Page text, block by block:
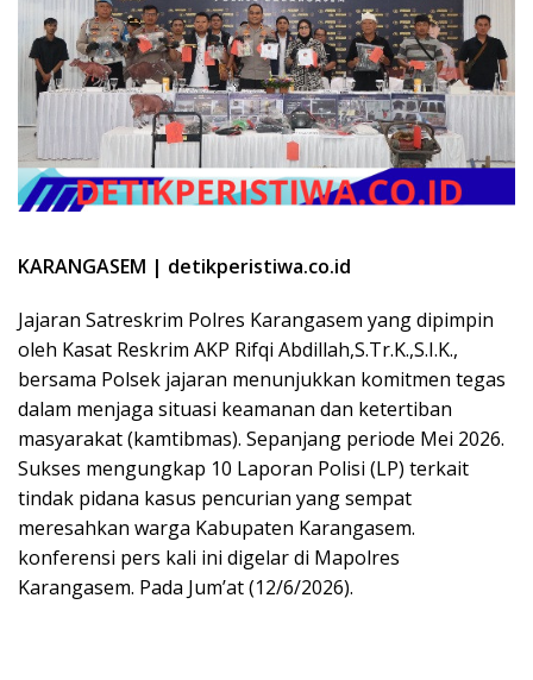
KARANGASEM | detikperistiwa.co.id
Jajaran Satreskrim Polres Karangasem yang dipimpin
oleh Kasat Reskrim AKP Rifqi Abdillah,S.Tr.K.,S.I.K.,
bersama Polsek jajaran menunjukkan komitmen tegas
dalam menjaga situasi keamanan dan ketertiban
masyarakat (kamtibmas). Sepanjang periode Mei 2026.
Sukses mengungkap 10 Laporan Polisi (LP) terkait
tindak pidana kasus pencurian yang sempat
meresahkan warga Kabupaten Karangasem.
konferensi pers kali ini digelar di Mapolres
Karangasem. Pada Jum’at (12/6/2026).